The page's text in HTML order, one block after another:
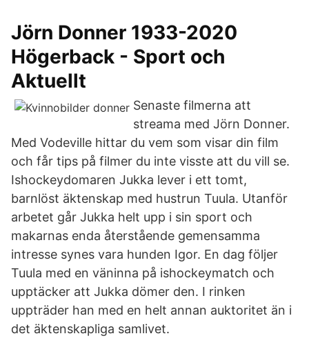
Jörn Donner 1933-2020
Högerback - Sport och
Aktuellt
Senaste filmerna att
streama med Jörn Donner.
Med Vodeville hittar du vem som visar din film
och får tips på filmer du inte visste att du vill se.
Ishockeydomaren Jukka lever i ett tomt,
barnlöst äktenskap med hustrun Tuula. Utanför
arbetet går Jukka helt upp i sin sport och
makarnas enda återstående gemensamma
intresse synes vara hunden Igor. En dag följer
Tuula med en väninna på ishockeymatch och
upptäcker att Jukka dömer den. I rinken
uppträder han med en helt annan auktoritet än i
det äktenskapliga samlivet.